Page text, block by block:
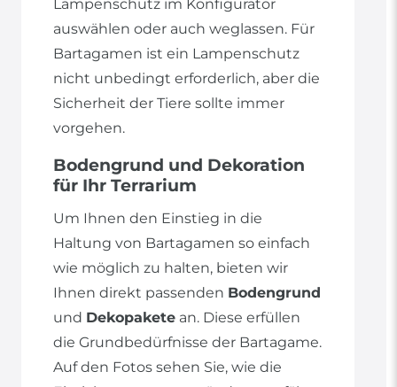
Lampenschutz im Konfigurator
auswählen oder auch weglassen. Für
Bartagamen ist ein Lampenschutz
nicht unbedingt erforderlich, aber die
Sicherheit der Tiere sollte immer
vorgehen.
Bodengrund und Dekoration
für Ihr Terrarium
Um Ihnen den Einstieg in die
Haltung von Bartagamen so einfach
wie möglich zu halten, bieten wir
Ihnen direkt passenden Bodengrund
und Dekopakete an. Diese erfüllen
die Grundbedürfnisse der Bartagame.
Auf den Fotos sehen Sie, wie die